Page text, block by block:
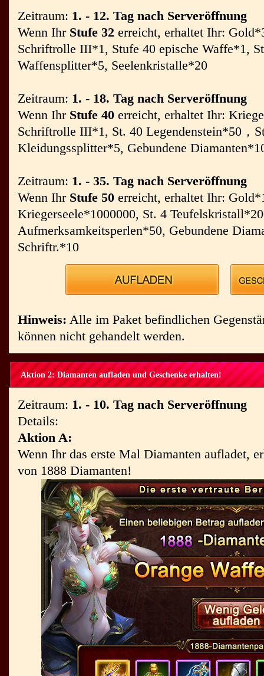
Zeitraum: 1. - 12. Tag nach Serveröffnung
Wenn Ihr Stufe 32 erreicht, erhaltet Ihr:
Schriftrolle III*1, Stufe 40 epische Waffe*1,
Waffensplitter*5, Seelenkristalle*20
Zeitraum: 1. - 18. Tag nach Serveröffnung
Wenn Ihr Stufe 40 erreicht, erhaltet Ihr:
Schriftrolle III*1, St. 40 Legendenstein*50，
Kleidungssplitter*5, Gebundene
Zeitraum: 1. - 35. Tag nach Serveröffnung
Wenn Ihr Stufe 50 erreicht, erhaltet Ihr:
Kriegerseele*1000000, St. 4
Aufmerksamkeitsperlen*50, Gebundene
Schriftr.*10
Hinweis: Alle im Paket befindlichen
können nicht gehandelt werden.
Aktion 2: Diamanten aufladen und Geschenke erhalten!
Zeitraum: 1. - 10. Tag nach Serveröffnung
Details:
Aktion A:
Wenn Ihr das erste Mal Diamanten aufladet,
von 1888 Diamanten!